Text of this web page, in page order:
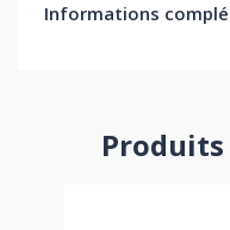
Informations